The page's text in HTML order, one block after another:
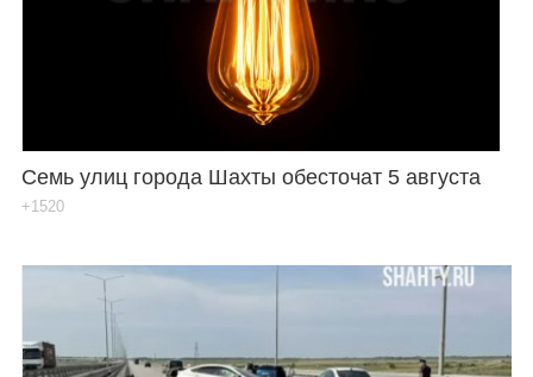
Семь улиц города Шахты обесточат 5 августа
+1520